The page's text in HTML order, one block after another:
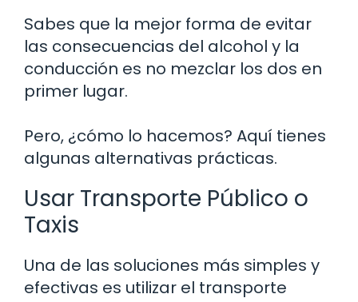
Sabes que la mejor forma de evitar
las consecuencias del alcohol y la
conducción es no mezclar los dos en
primer lugar.
Pero, ¿cómo lo hacemos? Aquí tienes
algunas alternativas prácticas.
Usar Transporte Público o
Taxis
Una de las soluciones más simples y
efectivas es utilizar el transporte